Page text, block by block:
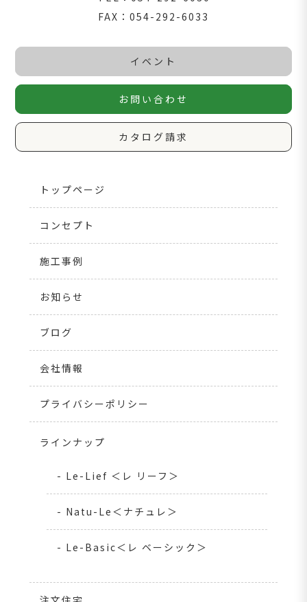
FAX：054-292-6033
イベント
お問い合わせ
カタログ請求
トップページ
コンセプト
施工事例
お知らせ
ブログ
会社情報
プライバシーポリシー
ラインナップ
- Le-Lief ＜レ リーフ＞
- Natu-Le＜ナチュレ＞
- Le-Basic＜レ ベーシック＞